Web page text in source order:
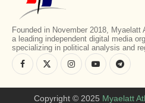
Founded in November 2018,
a leading independent digital media
specializing in political analysis and
Copyright © 2025 Myaelatt